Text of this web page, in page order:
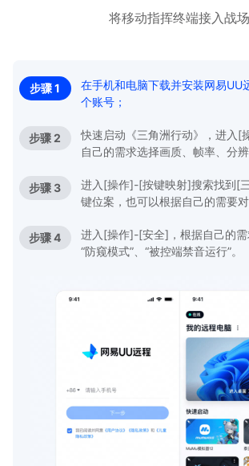
将移动指挥终端接入战场
步骤 1
在手机和电脑下载并安装网易UU
个账号；
步骤 2
快速启动《三角洲行动》，进入[
自己的需求选择画质、帧率、分辨
步骤 3
进入[操作]-[按键映射]搜索找到[
键位案，也可以根据自己的需要
步骤 4
进入[操作]-[安全]，根据自己的
“防窥模式”、“被控端禁音运行”。